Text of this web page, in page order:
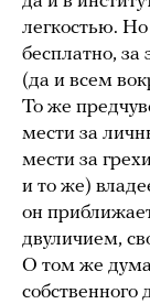
легкостью.
бесплатно,
(да и всем
То же
мести за
мести за
и то же)
он
двуличием,
О том же
собственного